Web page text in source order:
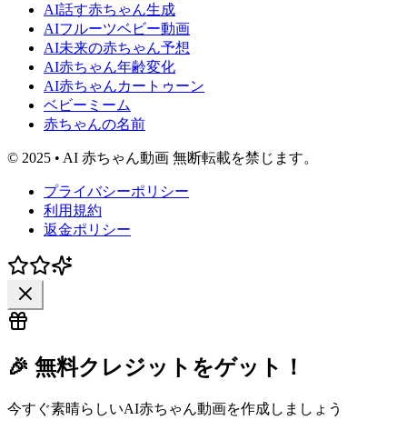
AI話す赤ちゃん生成
AIフルーツベビー動画
AI未来の赤ちゃん予想
AI赤ちゃん年齢変化
AI赤ちゃんカートゥーン
ベビーミーム
赤ちゃんの名前
© 2025 • AI 赤ちゃん動画 無断転載を禁じます。
プライバシーポリシー
利用規約
返金ポリシー
🎉 無料クレジットをゲット！
今すぐ素晴らしいAI赤ちゃん動画を作成しましょう